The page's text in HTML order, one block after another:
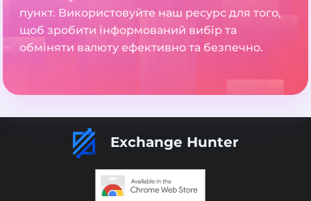
пункт. Використовуйте наш ресурс для того,
щоб зробити інформований вибір та
обміняти валюту ефективно та безпечно.
Exchange Hunter